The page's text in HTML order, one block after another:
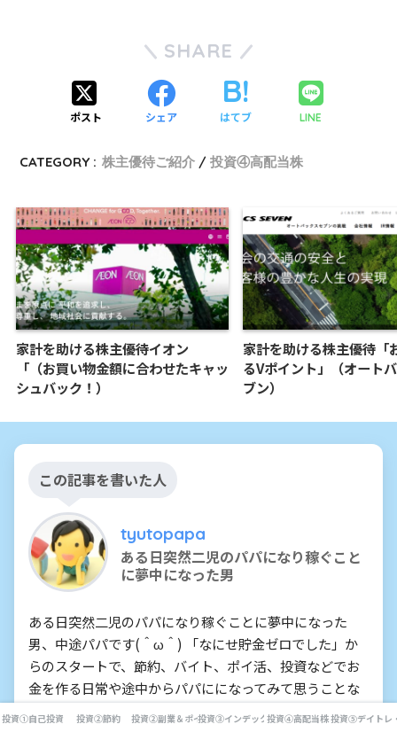
SHARE
ポスト シェア はてブ LINE
CATEGORY : 株主優待ご紹介 投資④高配当株
家計を助ける株主優待イオン
「（お買い物金額に合わせたキャッ
シュバック！）
家計を助ける株主優待「
るVポイント」（オート
ブン）
この記事を書いた人
tyutopapa
ある日突然二児のパパになり稼ぐこと
に夢中になった男
ある日突然二児のパパになり稼ぐことに夢中になった
男、中途パパです(＾ω＾) 「なにせ貯金ゼロでした」か
らのスタートで、節約、バイト、ポイ活、投資などでお
金を作る日常や途中からパパにになってみて思うことな
どをつづっていきます！
投資①自己投資 投資②節約 投資②副業＆ポイ活投資③インデックス投資投資④高配当株投資⑤デイトレ